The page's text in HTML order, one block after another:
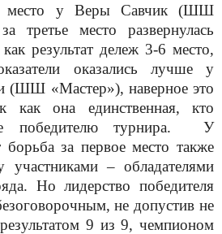
место у Веры Савчик (ШШ
третье место развернулась
результат дележ 3-6 место,
оказались лучше у
«Мастер»), наверное это
как она единственная, кто
победителю турнира.
У
за первое место также
участниками – обладателями
Но лидерство победителя
не допустив не
9 из 9, чемпионом